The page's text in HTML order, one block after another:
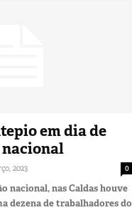
em dia de
2023 0
nacional, nas Caldas houve
dezena de trabalhadores do